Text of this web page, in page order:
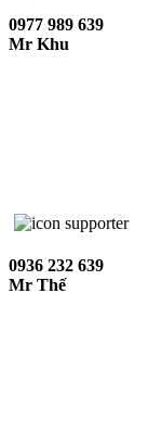
0977 989 639
Mr Khu
0936 232 639
Mr Thế